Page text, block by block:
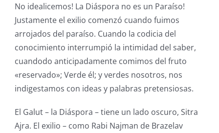
No idealicemos! La Diáspora no es un Paraíso!
Justamente el exilio comenzó cuando fuimos
arrojados del paraíso. Cuando la codicia del
conocimiento interrumpió la intimidad del saber,
cuandodo anticipadamente comimos del fruto
«reservado»; Verde él; y verdes nosotros, nos
indigestamos con ideas y palabras pretensiosas.
El Galut – la Diáspora – tiene un lado oscuro, Sitra
Ajra. El exilio – como Rabi Najman de Brazelav